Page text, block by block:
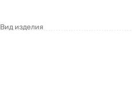
Вид изделия